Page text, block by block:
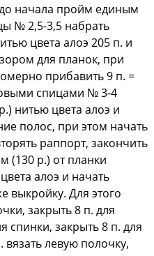
до начала пройм единым
№ 2,5-3,5 набрать
цвета алоэ 205 п. и
для планок, при
прибавить 9 п. =
спицами № 3-4
нитью цвета алоэ и
полос, при этом начать
раппорт, закончить
(130 р.) от планки
алоэ и начать
выкройку. Для этого
закрыть 8 п. для
спинки, закрыть 8 п. для
левую полочку,